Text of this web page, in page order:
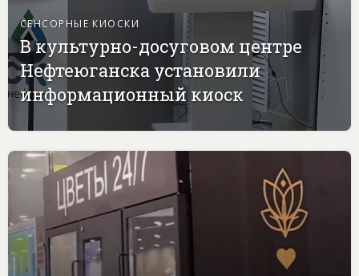
СЕНСОРНЫЕ КИОСКИ
В культурно-досуговом центре
Нефтеюганска установили
информационный киоск